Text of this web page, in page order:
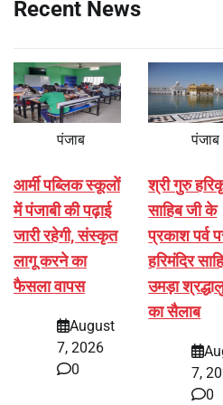
Recent News
पंजाब
आर्मी पब्लिक स्कूलों
में पंजाबी की पढ़ाई
जारी रहेगी, संस्कृत
लागू करने का
फैसला वापस
August
7, 2026
0
पंजाब
श्री गुरु
साहिब जी के
प्रकाश पर्व
हरिमंदिर
उमड़ा
का सैलाब
7,
0